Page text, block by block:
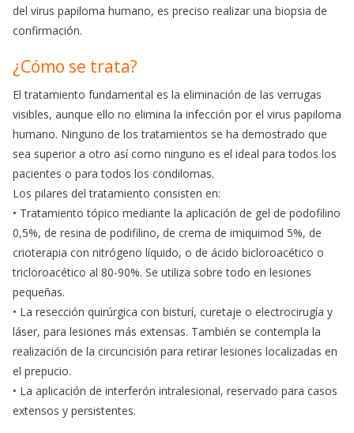
del virus papiloma humano, es preciso realizar una biopsia de
confirmación.
¿Cómo se trata?
El tratamiento fundamental es la eliminación de las verrugas
visibles, aunque ello no elimina la infección por el virus papiloma
humano. Ninguno de los tratamientos se ha demostrado que
sea superior a otro así como ninguno es el ideal para todos los
pacientes o para todos los condilomas.
Los pilares del tratamiento consisten en:
• Tratamiento tópico mediante la aplicación de gel de podofilino
0,5%, de resina de podifilino, de crema de imiquimod 5%, de
crioterapia con nitrógeno líquido, o de ácido bicloroacético o
tricloroacético al 80-90%. Se utiliza sobre todo en lesiones
pequeñas.
• La resección quirúrgica con bisturí, curetaje o electrocirugía y
láser, para lesiones más extensas. También se contempla la
realización de la circuncisión para retirar lesiones localizadas en
el prepucio.
• La aplicación de interferón intralesional, reservado para casos
extensos y persistentes.